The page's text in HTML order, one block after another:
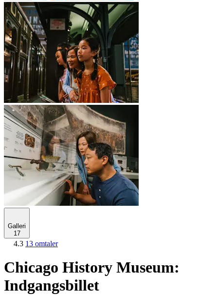
Galleri
17
4.3 13 omtaler
Chicago History Museum:
Indgangsbillet